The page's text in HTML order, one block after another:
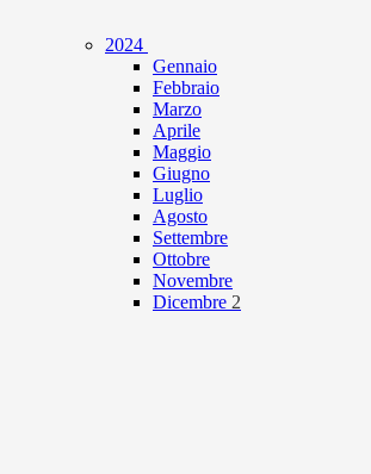
2024
Gennaio
Febbraio
Marzo
Aprile
Maggio
Giugno
Luglio
Agosto
Settembre
Ottobre
Novembre
Dicembre 2